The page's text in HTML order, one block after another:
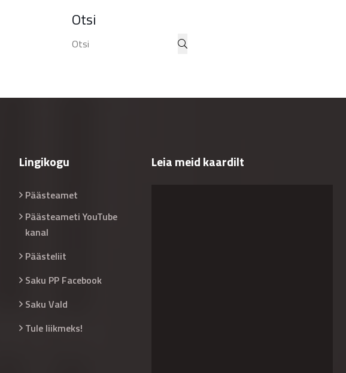
Otsi
Lingikogu
Päästeamet
Päästeameti YouTube
kanal
Päästeliit
Saku PP Facebook
Saku Vald
Tule liikmeks!
Leia meid kaardilt